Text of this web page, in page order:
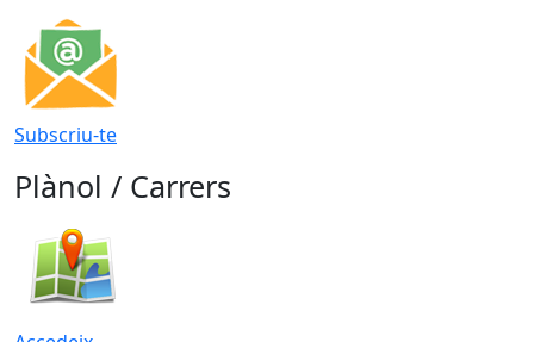
Subscriu-te
Plànol / Carrers